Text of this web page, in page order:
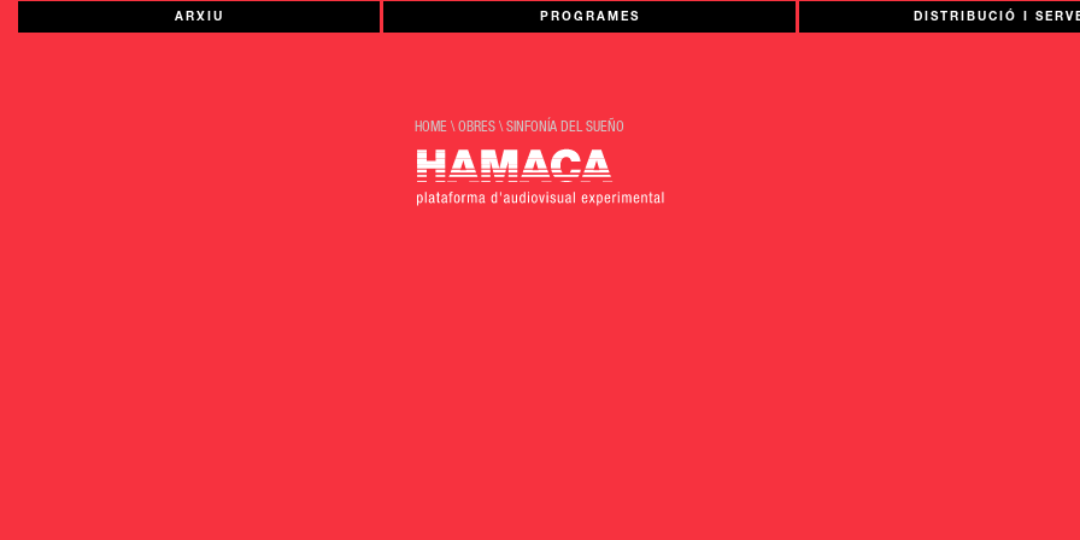
ARXIU PROGRAMES DISTRIBUCIÓ I
HOME\OBRES\SINFONÍA DEL SUEÑO